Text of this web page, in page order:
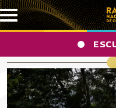
Pasar al contenido principal